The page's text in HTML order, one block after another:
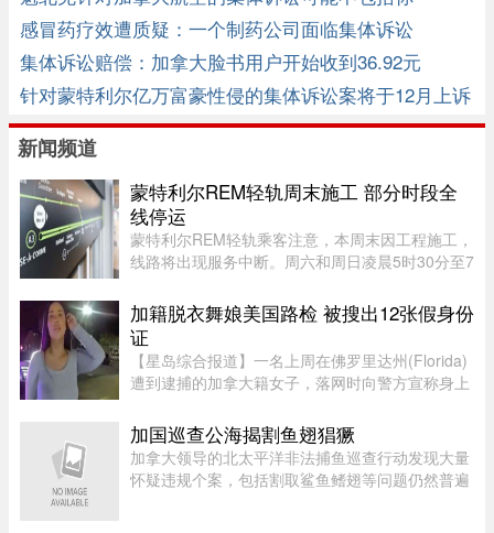
感冒药疗效遭质疑：一个制药公司面临集体诉讼
集体诉讼赔偿：加拿大脸书用户开始收到36.92元
针对蒙特利尔亿万富豪性侵的集体诉讼案将于12月上诉
审理
新闻频道
蒙特利尔REM轻轨周末施工 部分时段全
线停运
蒙特利尔REM轻轨乘客注意，本周末因工程施工，
线路将出现服务中断。周六和周日凌晨5时30分至7
至Bois-Franc路段停运时间将持续至上午10时。
REM将安排接驳巴士连接受影响 ...
加籍脱衣舞娘美国路检 被搜出12张假身份
证
【星岛综合报道】一名上周在佛罗里达州(Florida)
遭到逮捕的加拿大籍女子，落网时向警方宣称身上
了更惊人的内幕，据称警方其后在她后车箱里发现
的12张假身份证。据《国 ...
加国巡查公海揭割鱼翅猖獗
加拿大领导的北太平洋非法捕鱼巡查行动发现大量
怀疑违规个案，包括割取鲨鱼鳍翅等问题仍然普遍